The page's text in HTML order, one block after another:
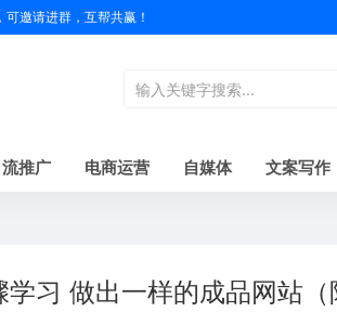
邀请进群，互帮共赢！
推广 电商运营 自媒体 文案写作
习 做出一样的成品网站（